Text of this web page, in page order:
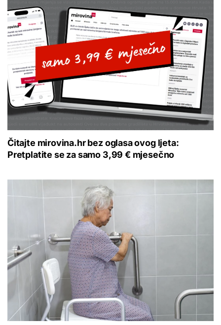
Čitajte mirovina.hr bez oglasa ovog ljeta:
Pretplatite se za samo 3,99 € mjesečno